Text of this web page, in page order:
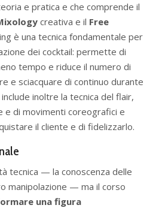
e pratica e che comprende il
creativa e il Free
è una tecnica fondamentale per
dei cocktail: permette di
tempo e riduce il numero di
e sciacquare di continuo durante
inoltre la tecnica del flair,
e di movimenti coreografici e
il cliente e di fidelizzarlo.
tecnica — la conoscenza delle
manipolazione — ma il corso
una figura